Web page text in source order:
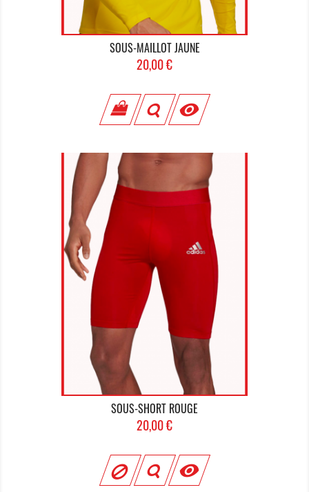
SOUS-MAILLOT JAUNE
Prix
20,00 €

SOUS-SHORT ROUGE
Prix
20,00 €
